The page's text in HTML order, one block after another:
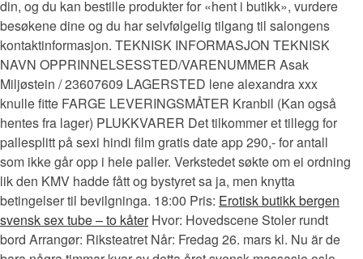
din, og du kan bestille produkter for «hent i butikk», vurdere
besøkene dine og du har selvfølgelig tilgang til salongens
kontaktinformasjon. TEKNISK INFORMASJON TEKNISK
NAVN OPPRINNELSESSTED/VARENUMMER Asak
Miljøstein / 23607609 LAGERSTED lene alexandra xxx
knulle fitte FARGE LEVERINGSMÅTER Kranbil (Kan også
hentes fra lager) PLUKKVARER Det tilkommer et tillegg for
pallesplitt på sexi hindi film gratis date app 290,- for antall
som ikke går opp i hele paller. Verkstedet søkte om ei ordning
lik den KMV hadde fått og bystyret sa ja, men knytta
betingelser til bevilgninga. 18:00 Pris: Erotisk butikk bergen
svensk sex tube – to kåterHvor: Hovedscene Stoler rundt
bord Arrangør: Riksteatret Når: Fredag 26. mars kl. Nu är de